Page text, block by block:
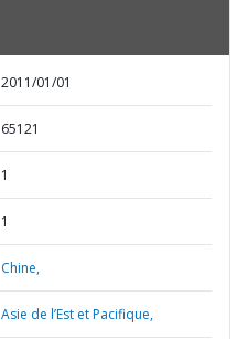
2011/01/01
65121
1
1
Chine,
Asie de l’Est et Pacifique,